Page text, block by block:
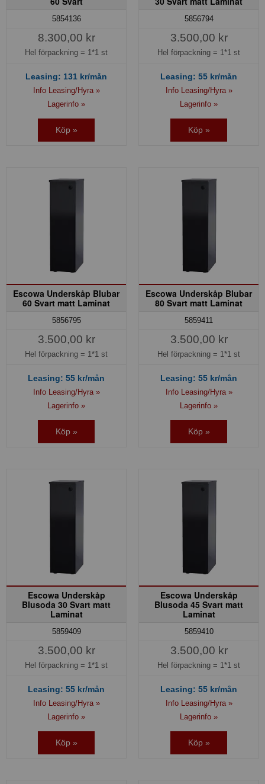
5854136
8.300,00 kr
Hel förpackning = 1*1 st
Leasing: 131 kr/mån
Info Leasing/Hyra »
Lagerinfo »
Köp »
5856794
3.500,00 kr
Hel förpackning = 1*1 st
Leasing: 55 kr/mån
Info Leasing/Hyra »
Lagerinfo »
Köp »
Escowa Underskåp Blubar
60 Svart matt Laminat
5856795
3.500,00 kr
Hel förpackning = 1*1 st
Leasing: 55 kr/mån
Info Leasing/Hyra »
Lagerinfo »
Köp »
Escowa Underskåp Blubar
80 Svart matt Laminat
5859411
3.500,00 kr
Hel förpackning = 1*1 st
Leasing: 55 kr/mån
Info Leasing/Hyra »
Lagerinfo »
Köp »
Escowa Underskåp
Blusoda 30 Svart matt
Laminat
5859409
3.500,00 kr
Hel förpackning = 1*1 st
Leasing: 55 kr/mån
Info Leasing/Hyra »
Lagerinfo »
Köp »
Escowa Underskåp
Blusoda 45 Svart matt
Laminat
5859410
3.500,00 kr
Hel förpackning = 1*1 st
Leasing: 55 kr/mån
Info Leasing/Hyra »
Lagerinfo »
Köp »